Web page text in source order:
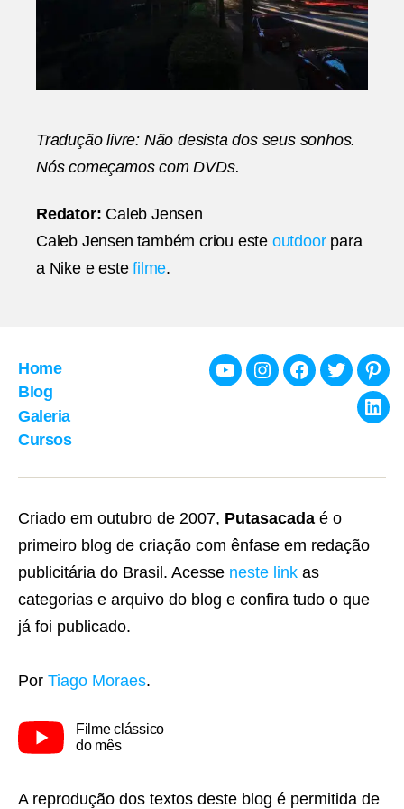
Tradução livre: Não desista dos seus sonhos.
Nós começamos com DVDs.
Redator: Caleb Jensen
Caleb Jensen também criou este outdoorpara
a Nike e estefilme.
Home
Blog
Galeria
Cursos
YoutubeInstagramFacebook
Twitter
Criado em outubro de 2007, Putasacada é o
primeiro blog de criação com ênfase em redação
publicitária do Brasil. Acesse neste link as
categorias e arquivo do blog e confira tudo o que
já foi publicado.
Por Tiago Moraes.
Filme clássico
do mês
A reprodução dos textos deste blog é permitida de